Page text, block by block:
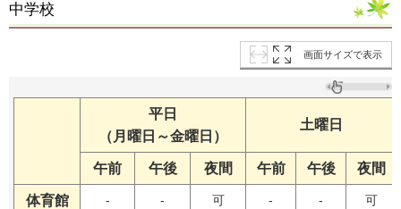
中学校
画面サイズで表示
平日
（月曜日～金曜日）
土曜日
午前 午後 夜間 午前 午後 夜間
体育館 - - 可 - - 可